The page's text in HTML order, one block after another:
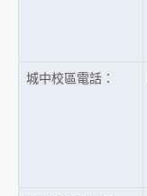
城中校區電話：